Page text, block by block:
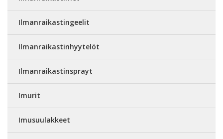
Ilmanraikastingeelit
Ilmanraikastinhyytelöt
Ilmanraikastinsprayt
Imurit
Imusuulakkeet